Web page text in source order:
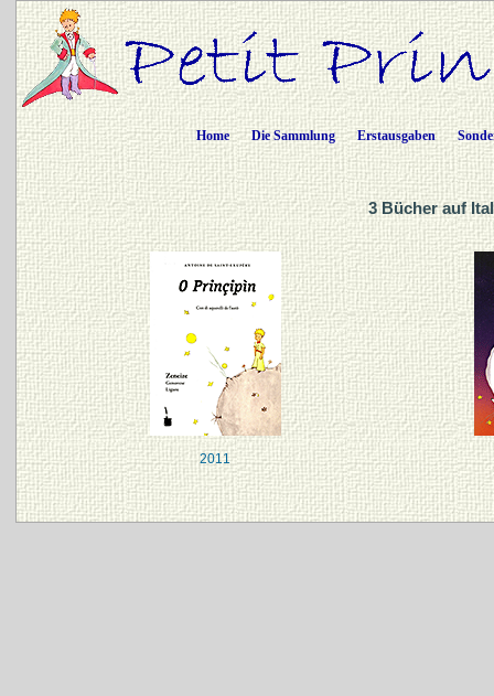
Home Die Sammlung Erstausgaben
3 Bücher auf
2011